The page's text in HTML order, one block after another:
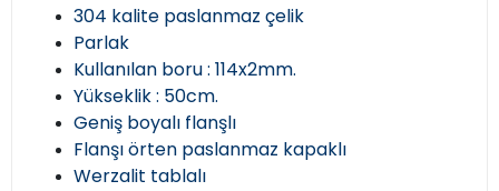
304 kalite paslanmaz çelik
Parlak
Kullanılan boru : 114x2mm.
Yükseklik : 50cm.
Geniş boyalı flanşlı
Flanşı örten paslanmaz kapaklı
Werzalit tablalı